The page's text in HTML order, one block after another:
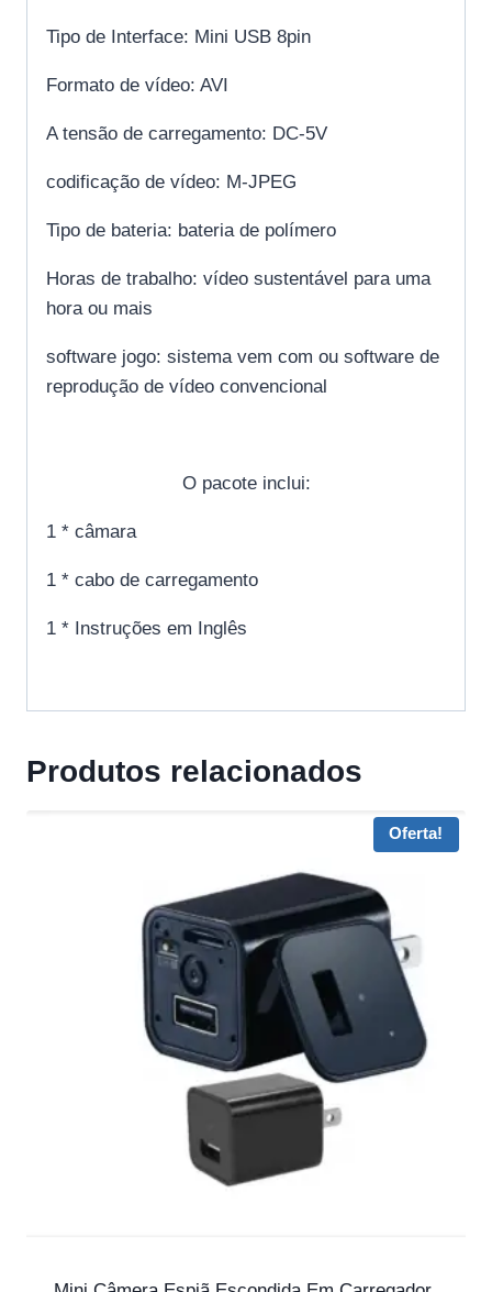
Tipo de Interface: Mini USB 8pin
Formato de vídeo: AVI
A tensão de carregamento: DC-5V
codificação de vídeo: M-JPEG
Tipo de bateria: bateria de polímero
Horas de trabalho: vídeo sustentável para uma
hora ou mais
software jogo: sistema vem com ou software de
reprodução de vídeo convencional
O pacote inclui:
1 * câmara
1 * cabo de carregamento
1 * Instruções em Inglês
Produtos relacionados
Oferta!